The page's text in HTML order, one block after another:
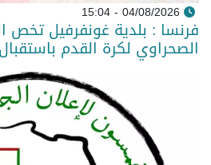
04/08/2026 - 15:04
فرنسا : بلدية غونفرفيل تخص
الصحراوي لكرة القدم